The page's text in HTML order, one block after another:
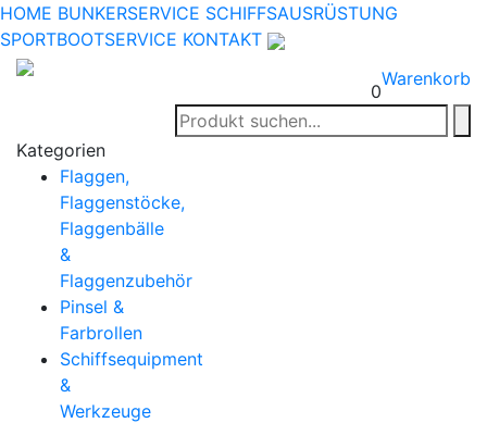
HOME BUNKERSERVICE SCHIFFSAUSRÜSTUNG
SPORTBOOTSERVICE KONTAKT
0
Warenkorb
Kategorien
Flaggen,
Flaggenstöcke,
Flaggenbälle
&
Flaggenzubehör
Pinsel &
Farbrollen
Schiffsequipment
&
Werkzeuge